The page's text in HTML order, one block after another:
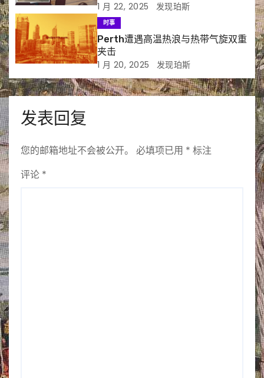
1 月 22, 2025 发现珀斯
时事
Perth遭遇高温热浪与热带气旋双重
夹击
1 月 20, 2025 发现珀斯
发表回复
您的邮箱地址不会被公开。 必填项已用 * 标注
评论 *